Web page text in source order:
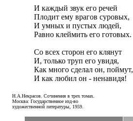
И каждый звук его речей
Плодит ему врагов суровых,
И умных и пустых людей,
Равно клеймить его готовых.
Со всех сторон его клянут
И, только труп его увидя,
Как много сделал он, поймут,
И как любил он - ненавидя!
Н.А.Некрасов. Сочинения в трех томах.
Москва: Государственное изд-во
художественной литературы, 1959.